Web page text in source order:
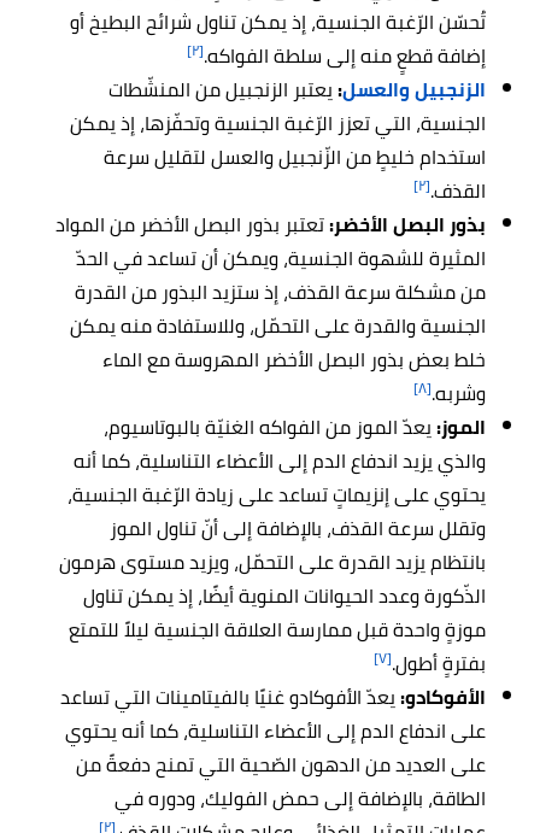
تُحسّن الرّغبة الجنسية، إذ يمكن تناول شرائح البطيخ أو
إضافة قطعٍ منه إلى سلطة الفواكه.[٢]
الزنجبيل والعسل:يعتبر الزنجبيل من المنشّطات
الجنسية، التي تعزز الرّغبة الجنسية وتحفّزها، إذ يمكن
استخدام خليطٍ من الزّنجبيل والعسل لتقليل سرعة
القذف.[٢]
بذور البصل الأخضر:تعتبر بذور البصل الأخضر من المواد
المثيرة للشهوة الجنسية، ويمكن أن تساعد في الحدّ
من مشكلة سرعة القذف، إذ ستزيد البذور من القدرة
الجنسية والقدرة على التحمّل، وللاستفادة منه يمكن
خلط بعض بذور البصل الأخضر المهروسة مع الماء
وشربه.[٨]
الموز:يعدّ الموز من الفواكه الغنيّة بالبوتاسيوم،
والذي يزيد اندفاع الدم إلى الأعضاء التناسلية، كما أنه
يحتوي على إنزيماتٍ تساعد على زيادة الرّغبة الجنسية،
وتقلل سرعة القذف، بالإضافة إلى أنّ تناول الموز
بانتظام يزيد القدرة على التحمّل، ويزيد مستوى هرمون
الذّكورة وعدد الحيوانات المنوية أيضًا، إذ يمكن تناول
موزةٍ واحدة قبل ممارسة العلاقة الجنسية ليلاً للتمتع
بفترةٍ أطول.[٧]
الأفوكادو:يعدّ الأفوكادو غنيًا بالفيتامينات التي تساعد
على اندفاع الدم إلى الأعضاء التناسلية، كما أنه يحتوي
على العديد من الدهون الصّحية التي تمنح دفعةً من
الطاقة، بالإضافة إلى حمض الفوليك، ودوره في
[٢]